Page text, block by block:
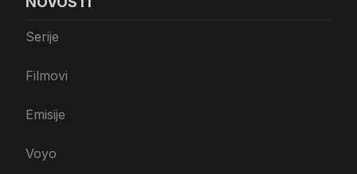
Serije
Filmovi
Emisije
Voyo